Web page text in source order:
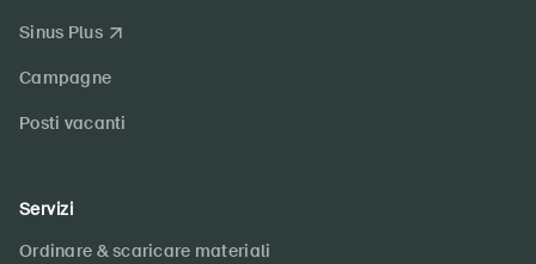
Sinus Plus
Campagne
Posti vacanti
Servizi
Ordinare & scaricare materiali